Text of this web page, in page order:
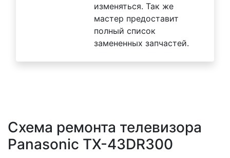
изменяться. Так же
мастер предоставит
полный список
замененных запчастей.
Схема ремонта телевизора
Panasonic TX-43DR300